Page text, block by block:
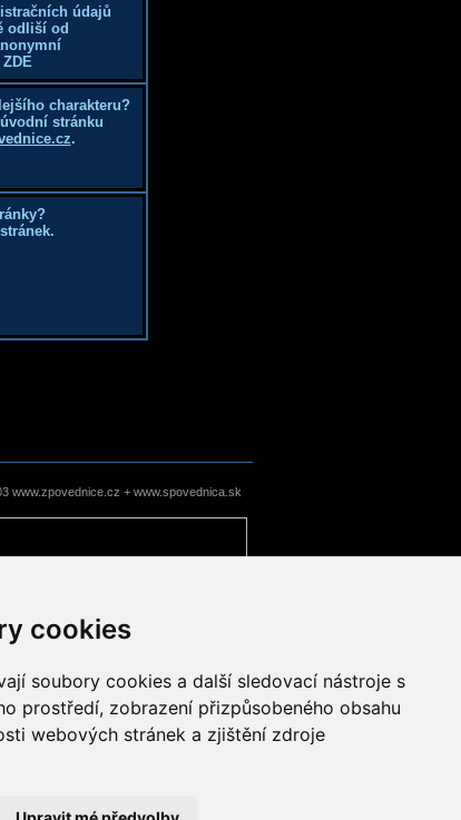
cookies
soubory cookies a další sledovací nástroje s
prostředí, zobrazení přizpůsobeného obsahu
webových stránek a zjištění zdroje
údajů
odliší od
ZDE
charakteru?
stránku
.
www.zpovednice.cz + www.spovednica.sk